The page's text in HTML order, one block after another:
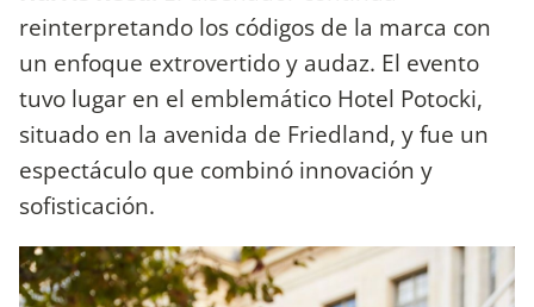
reinterpretando los códigos de la marca con
un enfoque extrovertido y audaz. El evento
tuvo lugar en el emblemático Hotel Potocki,
situado en la avenida de Friedland, y fue un
espectáculo que combinó innovación y
sofisticación.